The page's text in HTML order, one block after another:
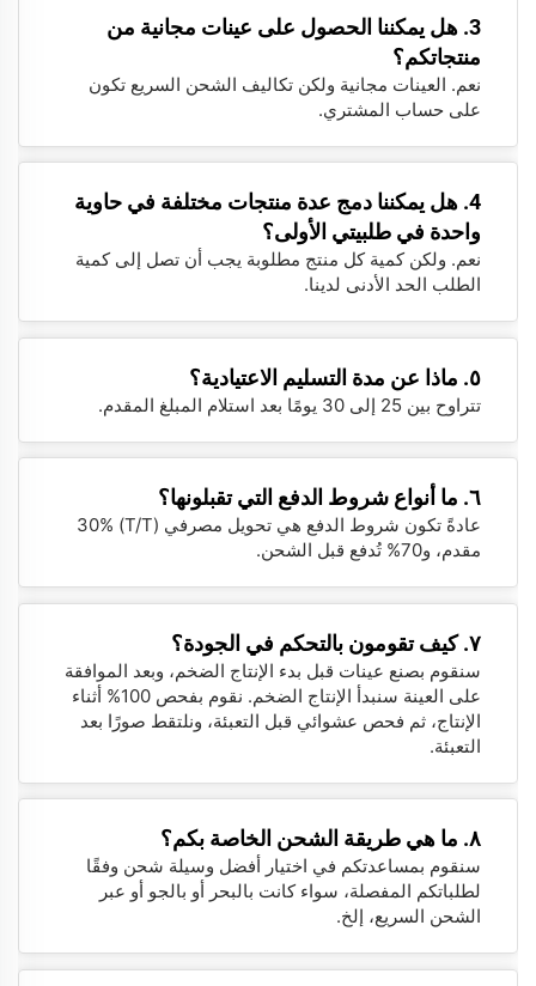
3. هل يمكننا الحصول على عينات مجانية من
منتجاتكم؟
نعم. العينات مجانية ولكن تكاليف الشحن السريع تكون
على حساب المشتري.
4. هل يمكننا دمج عدة منتجات مختلفة في حاوية
واحدة في طلبيتي الأولى؟
نعم. ولكن كمية كل منتج مطلوبة يجب أن تصل إلى كمية
الطلب الحد الأدنى لدينا.
٥. ماذا عن مدة التسليم الاعتيادية؟
تتراوح بين 25 إلى 30 يومًا بعد استلام المبلغ المقدم.
٦. ما أنواع شروط الدفع التي تقبلونها؟
عادةً تكون شروط الدفع هي تحويل مصرفي (T/T) 30%
مقدم، و70% تُدفع قبل الشحن.
٧. كيف تقومون بالتحكم في الجودة؟
سنقوم بصنع عينات قبل بدء الإنتاج الضخم، وبعد الموافقة
على العينة سنبدأ الإنتاج الضخم. نقوم بفحص 100% أثناء
الإنتاج، ثم فحص عشوائي قبل التعبئة، ونلتقط صورًا بعد
التعبئة.
٨. ما هي طريقة الشحن الخاصة بكم؟
سنقوم بمساعدتكم في اختيار أفضل وسيلة شحن وفقًا
لطلباتكم المفصلة، سواء كانت بالبحر أو بالجو أو عبر
الشحن السريع، إلخ.